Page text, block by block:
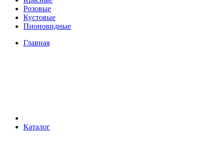
Розовые
Кустовые
Пионовидные
Главная
Каталог